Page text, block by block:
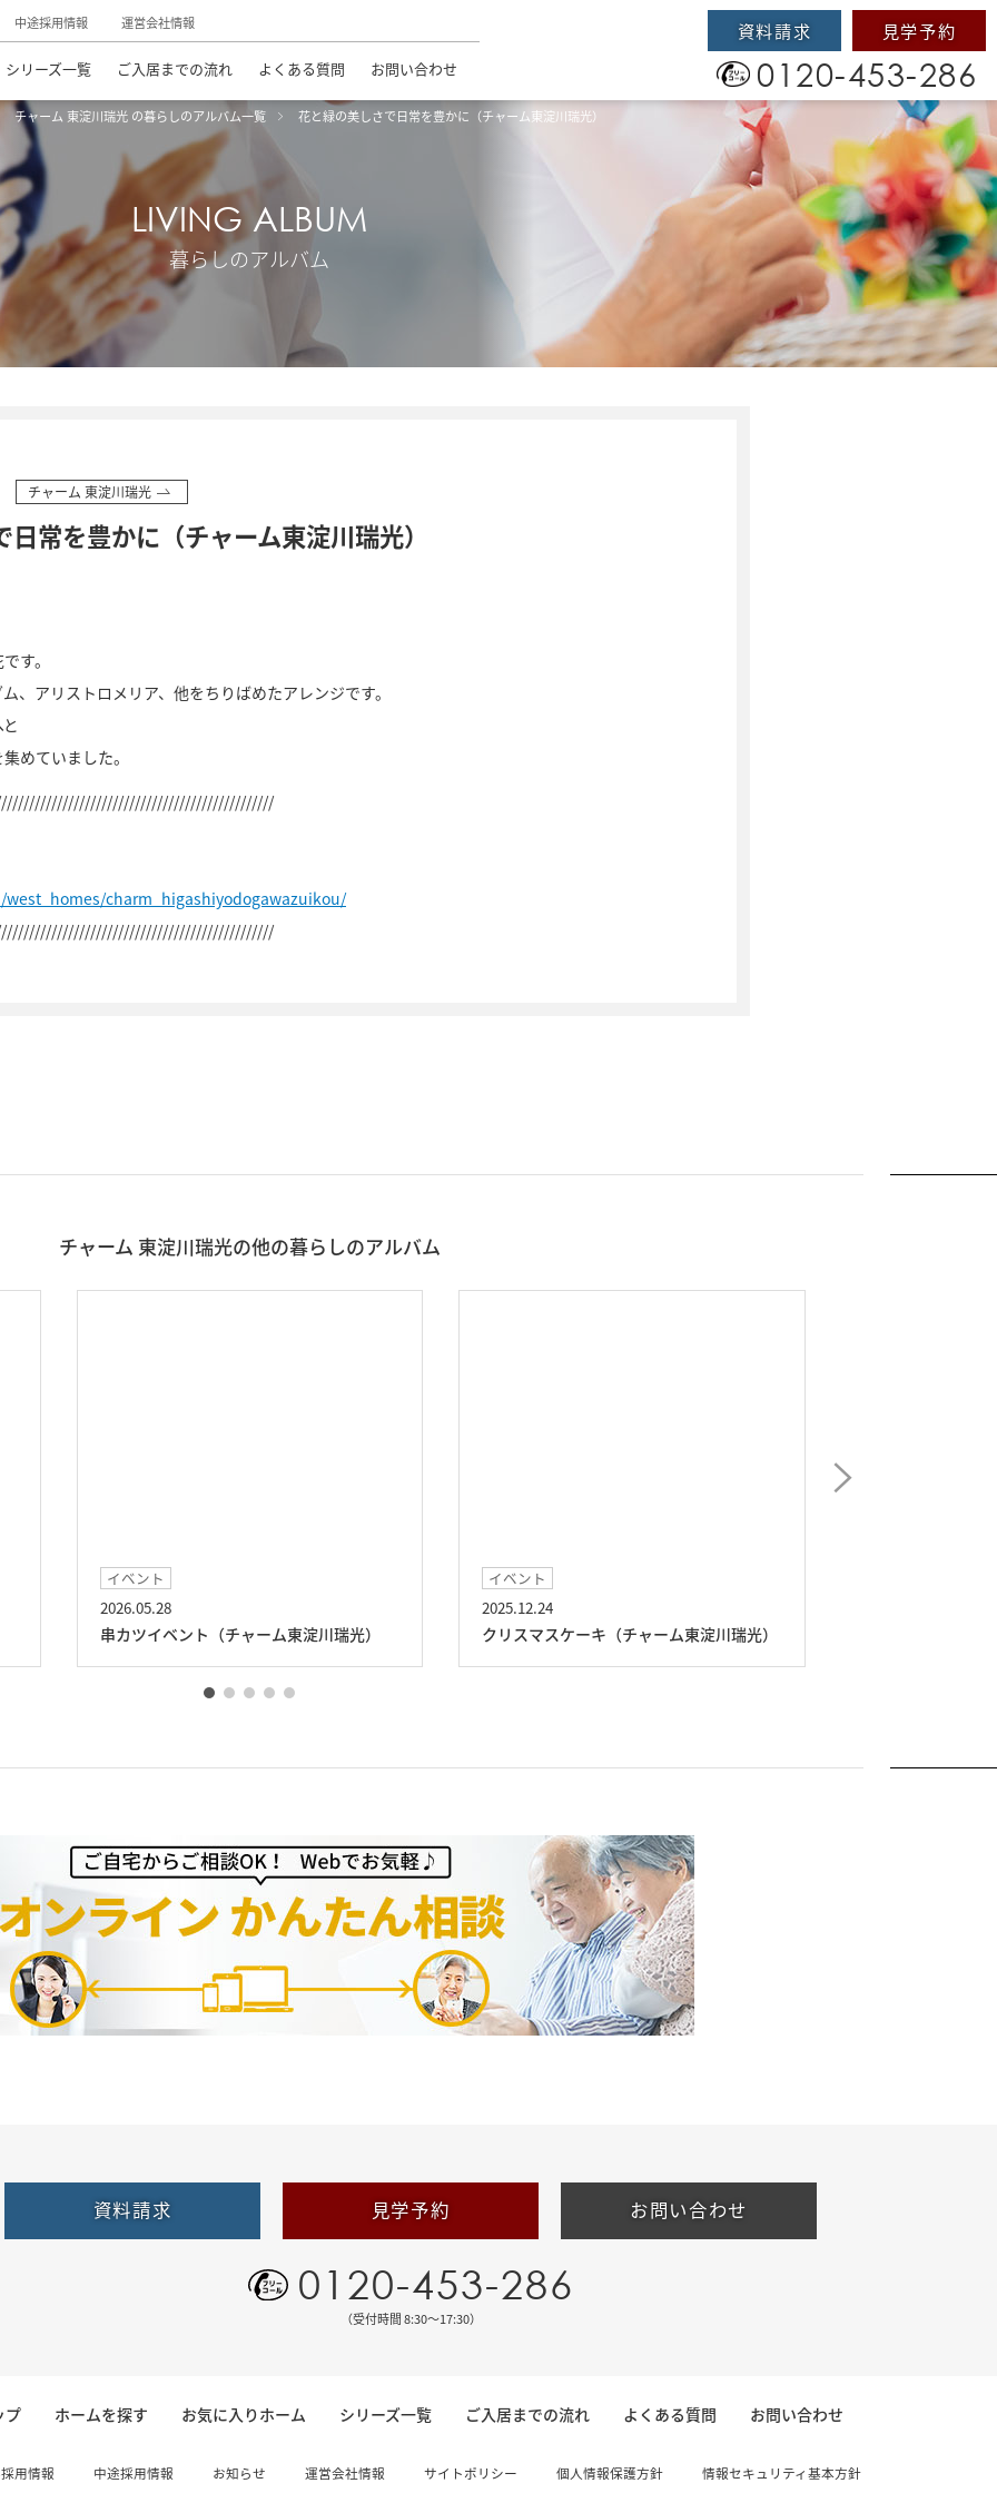
中途採用情報 運営会社情報
シリーズ一覧 ご入居までの流れ よくある質問 お問い合わせ
資料請求 見学予約
0120-453-286
チャーム 東淀川瑞光 の暮らしのアルバム一覧 花と緑の美しさで日常を豊かに（チャーム東淀川瑞光）
LIVING ALBUM
暮らしのアルバム
チャーム 東淀川瑞光
常を豊かに（チャーム東淀川瑞光）
す。
、アリストロメリア、他をちりばめたアレンジです。
めていました。
charm_higashiyodogawazuikou/
チャーム 東淀川瑞光の他の暮らしのアルバム
イベント
2026.05.28
串カツイベント（チャーム東淀川瑞光）
イベント
2025.12.24
クリスマスケーキ（チャーム東淀川瑞光）
資料請求 見学予約 お問い合わせ
0120-453-286
（受付時間 8:30〜17:30）
プ ホームを探す お気に入りホーム シリーズ一覧 ご入居までの流れ よくある質問 お問い合わせ
用情報 中途採用情報 お知らせ 運営会社情報 サイトポリシー 個人情報保護方針 情報セキュリティ基本方針